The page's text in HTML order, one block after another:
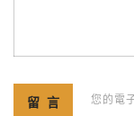
您的電